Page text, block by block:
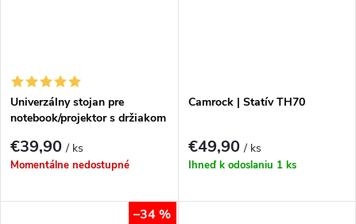
Univerzálny stojan pre
notebook/projektor s držiakom
€39,90/ ks
Momentálne nedostupné
Camrock | Statív TH70
€49,90/ ks
Ihneď k odoslaniu 1 ks
–34 %